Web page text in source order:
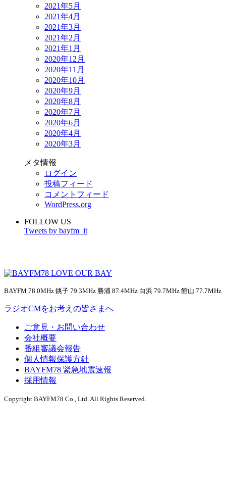
2021年5月
2021年4月
2021年3月
2021年2月
2021年1月
2020年12月
2020年11月
2020年10月
2020年9月
2020年8月
2020年7月
2020年6月
2020年4月
2020年3月
メタ情報
ログイン
投稿フィード
コメントフィード
WordPress.org
FOLLOW US
Tweets by bayfm_it
BAYFM 78.0MHz 銚子 79.3MHz 勝浦 87.4MHz 白浜 79.7MHz 館山 77.7MHz
ラジオCMをお考えの皆さまへ
ご意見・お問い合わせ
会社概要
番組審議会報告
個人情報保護方針
BAYFM78 緊急地震速報
採用情報
Copyright BAYFM78 Co., Ltd. All Rights Reserved.